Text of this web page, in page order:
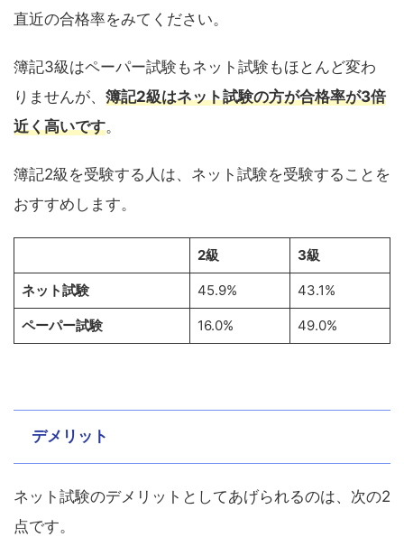
直近の合格率をみてください。
簿記3級はペーパー試験もネット試験もほとんど変わ
りませんが、 簿記2級はネット試験の方が合格率が3倍
近く高いです。
簿記2級を受験する人は、ネット試験を受験することを
おすすめします。
2級 3級
ネット試験 45.9% 43.1%
ペーパー試験 16.0% 49.0%
デメリット
ネット試験のデメリットとしてあげられるのは、次の2
点です。